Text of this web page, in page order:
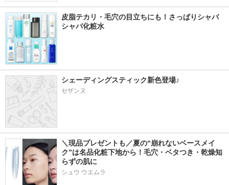
皮脂テカリ・毛穴の目立ちにも！さっぱりシャバ
シャバ化粧水
シェーディングスティック新色登場♪
セザンヌ
＼現品プレゼントも／夏の“崩れないベースメイ
ク”は名品化粧下地から！毛穴・ベタつき・乾燥知
らずの肌に
シュウ ウエムラ